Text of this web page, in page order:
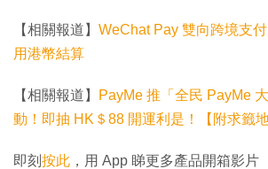
【相關報道】 WeChat Pay 雙向跨境支
用港幣結算
【相關報道】
PayMe 推「全民 PayMe
動！即抽 HK＄88 開運利是！【附求籤地
即刻 按此 ，用 App 睇更多產品開箱影片